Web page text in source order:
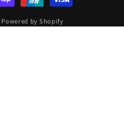
Powered by Shopify